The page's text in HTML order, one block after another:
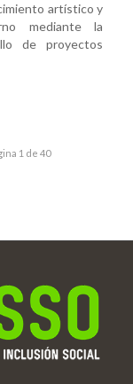
artístico y
mediante la
de proyectos
1 de 40